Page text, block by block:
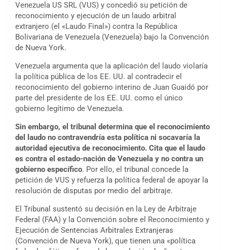
Venezuela US SRL (VUS) y concedió su petición de
reconocimiento y ejecución de un laudo arbitral
extranjero (el «Laudo Final») contra la República
Bolivariana de Venezuela (Venezuela) bajo la Convención
de Nueva York.
Venezuela argumenta que la aplicación del laudo violaría
la política pública de los EE. UU. al contradecir el
reconocimiento del gobierno interino de Juan Guaidó por
parte del presidente de los EE. UU. como el único
gobierno legítimo de Venezuela.
Sin embargo, el tribunal determina que el reconocimiento
del laudo no contravendría esta política ni socavaría la
autoridad ejecutiva de reconocimiento. Cita que el laudo
es contra el estado-nación de Venezuela y no contra un
gobierno específico. Por ello, el tribunal concede la
petición de VUS y refuerza la política federal de apoyar la
resolución de disputas por medio del arbitraje.
El Tribunal sustentó su decisión en la Ley de Arbitraje
Federal (FAA) y la Convención sobre el Reconocimiento y
Ejecución de Sentencias Arbitrales Extranjeras
(Convención de Nueva York), que tienen una «política